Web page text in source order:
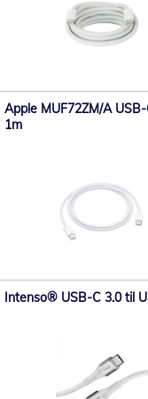
Apple MUF72ZM/A
1m
Intenso® USB-C 3.0 til